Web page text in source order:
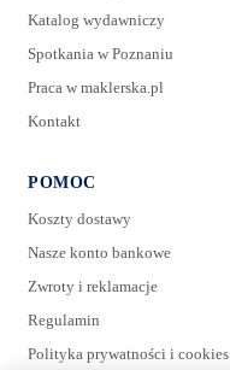
Katalog wydawniczy
Spotkania w Poznaniu
Praca w maklerska.pl
Kontakt
POMOC
Koszty dostawy
Nasze konto bankowe
Zwroty i reklamacje
Regulamin
Polityka prywatności i cookies
E-mail: